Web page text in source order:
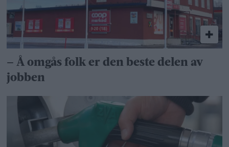
– Å omgås folk er den beste delen av
jobben